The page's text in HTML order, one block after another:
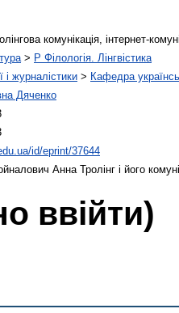
комунікація, інтернет-
> P Філологія. Лінгвістика
і журналістики > Кафедра
Дяченко
id/eprint/37644
Анна Тролінг і його
ввійти)